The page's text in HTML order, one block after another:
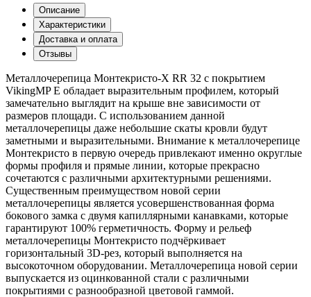
Описание
Характеристики
Доставка и оплата
Отзывы
Металлочерепица Монтекристо-X RR 32 с покрытием
VikingMP E обладает выразительным профилем, который
замечательно выглядит на крыше вне зависимости от
размеров площади. С использованием данной
металлочерепицы даже небольшие скаты кровли будут
заметными и выразительными. Внимание к металлочерепице
Монтекристо в первую очередь привлекают именно округлые
формы профиля и прямые линии, которые прекрасно
сочетаются с различными архитектурными решениями.
Существенным преимуществом новой серии
металлочерепицы является усовершенствованная форма
бокового замка с двумя капиллярными канавками, которые
гарантируют 100% герметичность. Форму и рельеф
металлочерепицы Монтекристо подчёркивает
горизонтальный 3D-рез, который выполняется на
высокоточном оборудовании. Металлочерепица новой серии
выпускается из оцинкованной стали с различными
покрытиями с разнообразной цветовой гаммой.